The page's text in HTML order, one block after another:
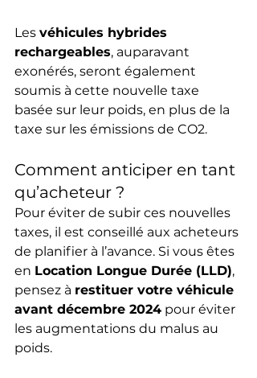
Les véhicules hybrides
rechargeables, auparavant
exonérés, seront également
soumis à cette nouvelle taxe
basée sur leur poids, en plus de la
taxe sur les émissions de CO2.
Comment anticiper en tant
qu’acheteur ?
Pour éviter de subir ces nouvelles
taxes, il est conseillé aux acheteurs
de planifier à l’avance. Si vous êtes
en Location Longue Durée (LLD),
pensez à restituer votre véhicule
avant décembre 2024 pour éviter
les augmentations du malus au
poids.